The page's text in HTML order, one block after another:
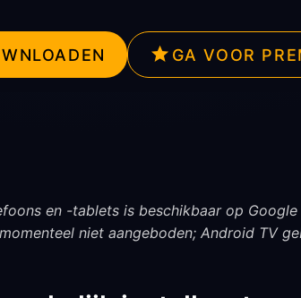
GA VOOR
en -tablets is beschikbaar op Google
niet aangeboden; Android TV